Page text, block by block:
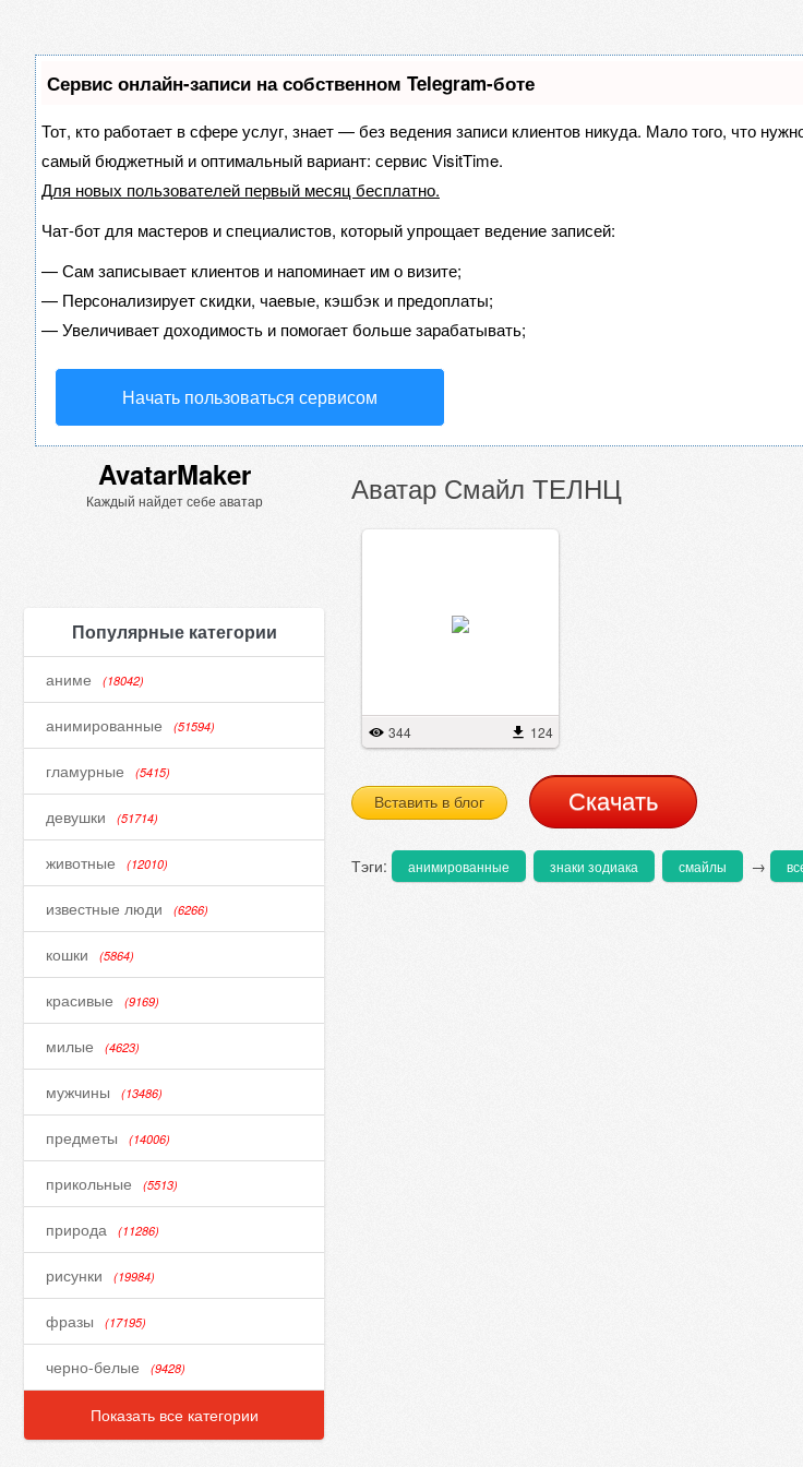
Сервис онлайн-записи на собственном Telegram-боте
Тот, кто работает в сфере услуг, знает — без ведения записи клиентов никуда. Мало того, что
самый бюджетный и оптимальный вариант: сервис VisitTime.
Для новых пользователей первый месяц бесплатно.
Чат-бот для мастеров и специалистов, который упрощает ведение записей:
—Сам записывает клиентов и напоминает им о визите;
— Персонализирует скидки, чаевые, кэшбэк и предоплаты;
—Увеличивает доходимость и помогает больше зарабатывать;
Начать пользоваться сервисом
AvatarMaker
Каждый найдет себе аватар
Популярные категории
аниме (18042)
анимированные (51594)
гламурные (5415)
девушки (51714)
животные (12010)
известные люди (6266)
кошки (5864)
красивые (9169)
милые (4623)
мужчины (13486)
предметы (14006)
прикольные (5513)
природа (11286)
рисунки (19984)
фразы (17195)
черно-белые (9428)
Показать все категории
Аватар Смайл ТЕЛНЦ
344 124
Вставить в блог Cкачать
Тэги: анимированные знаки зодиака смайлы →